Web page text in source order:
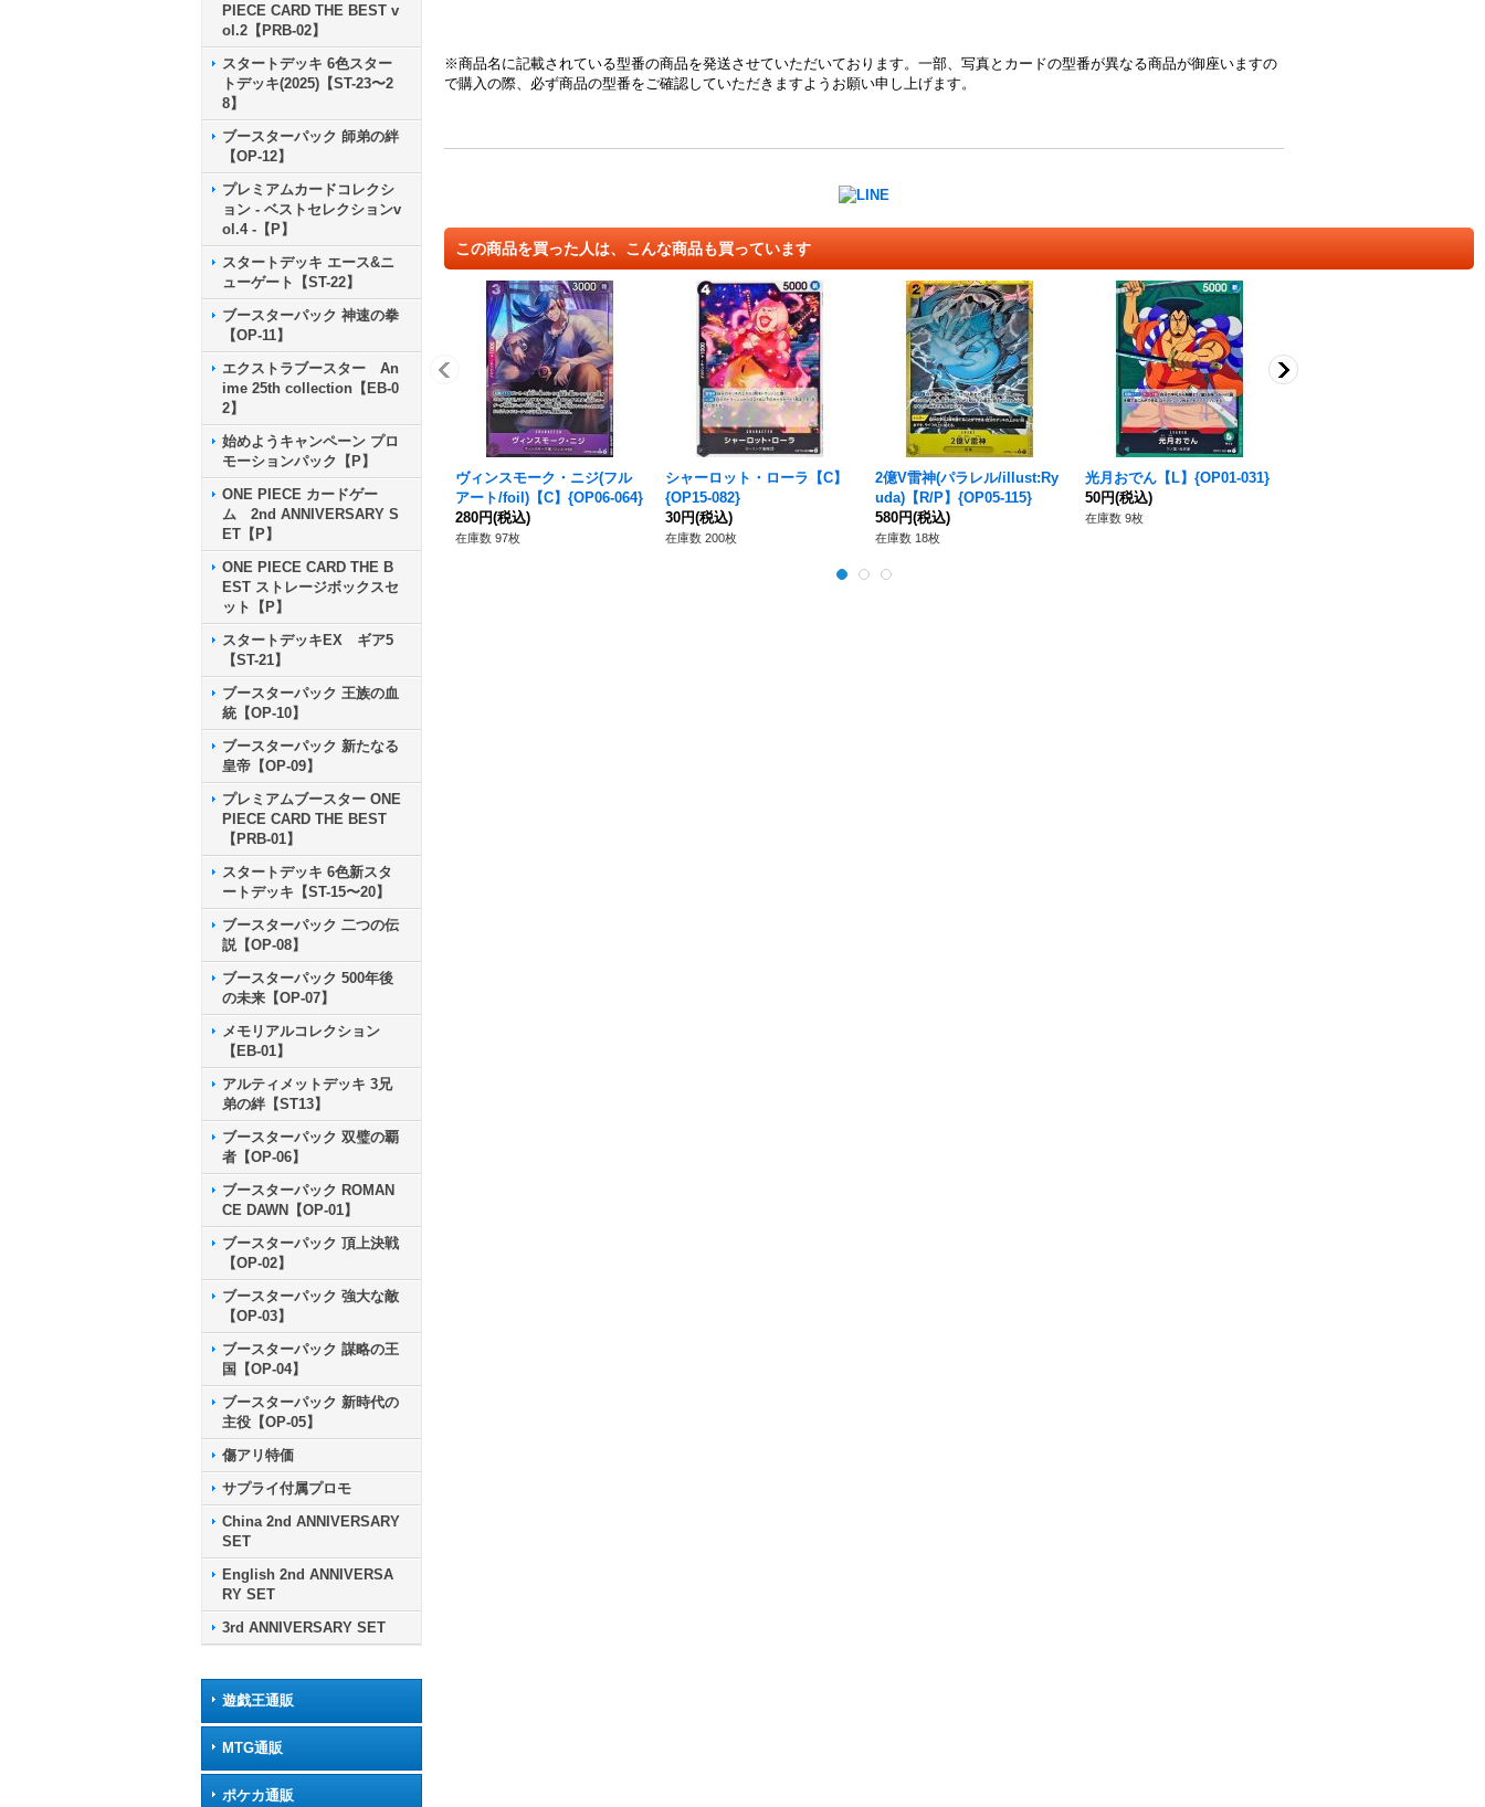
PIECE CARD THE BEST v
ol.2【PRB-02】
スタートデッキ 6色スター
トデッキ(2025)【ST-23〜2
8】
ブースターパック 師弟の絆
【OP-12】
プレミアムカードコレクシ
ョン - ベストセレクションv
ol.4 -【P】
スタートデッキ エース&ニ
ューゲート【ST-22】
ブースターパック 神速の拳
【OP-11】
エクストラブースター An
ime 25th collection【EB-0
2】
始めようキャンペーン プロ
モーションパック【P】
ONE PIECE カードゲー
ム 2nd ANNIVERSARY S
ET【P】
ONE PIECE CARD THE B
EST ストレージボックスセ
ット【P】
スタートデッキEX ギア5
【ST-21】
ブースターパック 王族の血
統【OP-10】
ブースターパック 新たなる
皇帝【OP-09】
プレミアムブースター ONE
PIECE CARD THE BEST
【PRB-01】
スタートデッキ 6色新スタ
ートデッキ【ST-15〜20】
ブースターパック 二つの伝
説【OP-08】
ブースターパック 500年後
の未来【OP-07】
メモリアルコレクション
【EB-01】
アルティメットデッキ 3兄
弟の絆【ST13】
ブースターパック 双璧の覇
者【OP-06】
ブースターパック ROMAN
CE DAWN【OP-01】
ブースターパック 頂上決戦
【OP-02】
ブースターパック 強大な敵
【OP-03】
ブースターパック 謀略の王
国【OP-04】
ブースターパック 新時代の
主役【OP-05】
傷アリ特価
サプライ付属プロモ
China 2nd ANNIVERSARY
SET
English 2nd ANNIVERSA
RY SET
3rd ANNIVERSARY SET
遊戯王通販
MTG通販
ポケカ通販
※商品名に記載されている型番の商品を発送させていただいております。一部、写真とカードの型番が異なる商品が御座いますの
で購入の際、必ず商品の型番をご確認していただきますようお願い申し上げます。
この商品を買った人は、こんな商品も買っています
ヴィンスモーク・ニジ(フル
アート/foil)【C】{OP06-064}
280円(税込)
在庫数 97枚
シャーロット・ローラ【C】
{OP15-082}
30円(税込)
在庫数 200枚
2億V雷神(パラレル/illust:Ry
uda)【R/P】{OP05-115}
580円(税込)
在庫数 18枚
光月おでん【L】{OP01-031}
50円(税込)
在庫数 9枚